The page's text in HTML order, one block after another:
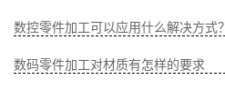
数控零件加工可以应用什么解决方式？
数码零件加工对材质有怎样的要求